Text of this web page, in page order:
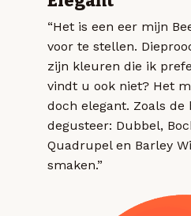
“Het is een eer mijn
voor te stellen.
zijn kleuren die ik
vindt u ook niet? Het
doch elegant. Zoals de
degusteer: Dubbel,
Quadrupel en Barley
smaken.”